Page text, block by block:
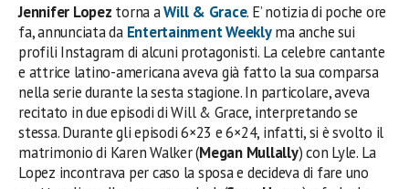
Jennifer Lopez torna aWill & Grace. E’ notizia di poche ore
fa, annunciata da Entertainment Weeklyma anche sui
profili Instagram di alcuni protagonisti. La celebre cantante
e attrice latino-americana aveva già fatto la sua comparsa
nella serie durante la sesta stagione. In particolare, aveva
recitato in due episodi di Will & Grace, interpretando se
stessa. Durante gli episodi 6×23 e 6×24, infatti, si è svolto il
matrimonio di Karen Walker (Megan Mullally) con Lyle. La
Lopez incontrava per caso la sposa e decideva di fare uno